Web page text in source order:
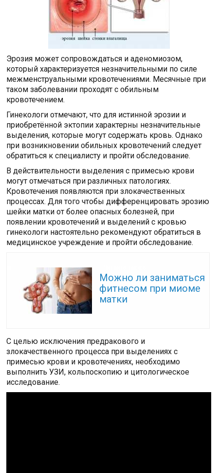
Эрозия может сопровождаться и аденомиозом,
который характеризуется незначительными по силе
межменструальными кровотечениями. Месячные при
таком заболевании проходят с обильным
кровотечением.
Гинекологи отмечают, что для истинной эрозии и
приобретённой эктопии характерны незначительные
выделения, которые могут содержать кровь. Однако
при возникновении обильных кровотечений следует
обратиться к специалисту и пройти обследование.
В действительности выделения с примесью крови
могут отмечаться при различных патологиях.
Кровотечения появляются при злокачественных
процессах. Для того чтобы дифференцировать эрозию
шейки матки от более опасных болезней, при
появлении кровотечений и выделений с кровью
гинекологи настоятельно рекомендуют обратиться в
медицинское учреждение и пройти обследование.
Можно ли заниматься
фитнесом при миоме
матки
С целью исключения предракового и
злокачественного процесса при выделениях с
примесью крови и кровотечениях, необходимо
выполнить УЗИ, кольпоскопию и цитологическое
исследование.